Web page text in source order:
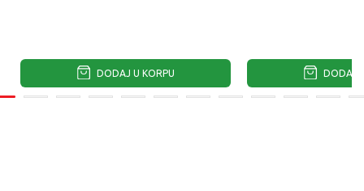
DODAJ U KORPU DODAJ